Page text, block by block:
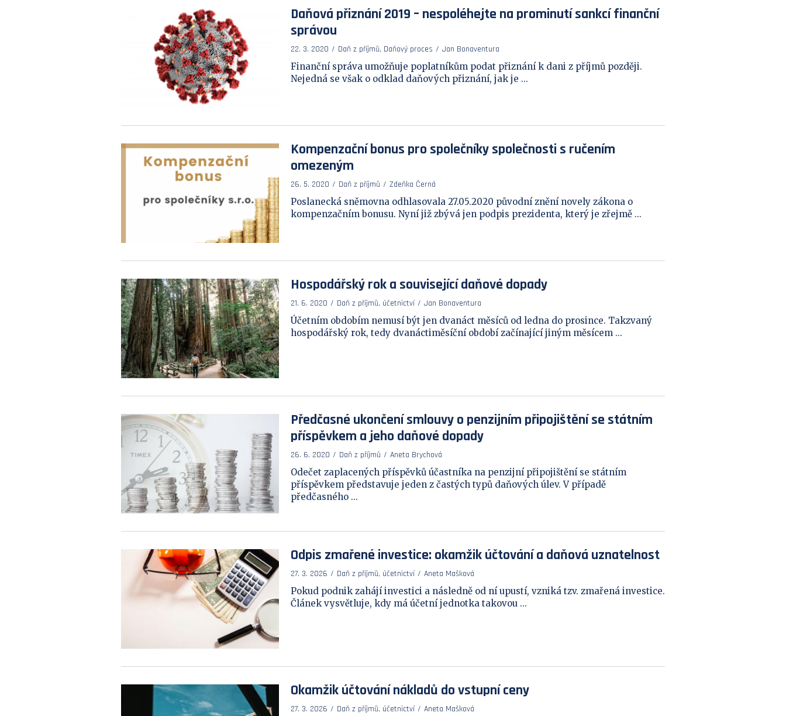
Daňová přiznání 2019 – nespoléhejte na prominutí sankcí finanční
správou
22. 3. 2020 Daň z příjmů, Daňový proces Jan Bonaventura
Finanční správa umožňuje poplatníkům podat přiznání k dani z příjmů později.
Nejedná se však o odklad daňových přiznání, jak je ...
Kompenzační bonus pro společníky společnosti s ručením
omezeným
26. 5. 2020 Daň z příjmů Zdeňka Černá
Poslanecká sněmovna odhlasovala 27.05.2020 původní znění novely zákona o
kompenzačním bonusu. Nyní již zbývá jen podpis prezidenta, který je zřejmě ...
Hospodářský rok a související daňové dopady
21. 6. 2020 Daň z příjmů, účetnictví Jan Bonaventura
Účetním obdobím nemusí být jen dvanáct měsíců od ledna do prosince. Takzvaný
hospodářský rok, tedy dvanáctiměsíční období začínající jiným měsícem ...
Předčasné ukončení smlouvy o penzijním připojištění se státním
příspěvkem a jeho daňové dopady
26. 6. 2020 Daň z příjmů Aneta Brychová
Odečet zaplacených příspěvků účastníka na penzijní připojištění se státním
příspěvkem představuje jeden z častých typů daňových úlev. V případě
předčasného ...
Odpis zmařené investice: okamžik účtování a daňová uznatelnost
27. 3. 2026 Daň z příjmů, účetnictví Aneta Mašková
Pokud podnik zahájí investici a následně od ní upustí, vzniká tzv. zmařená investice.
Článek vysvětluje, kdy má účetní jednotka takovou ...
Okamžik účtování nákladů do vstupní ceny
27. 3. 2026 Daň z příjmů, účetnictví Aneta Mašková